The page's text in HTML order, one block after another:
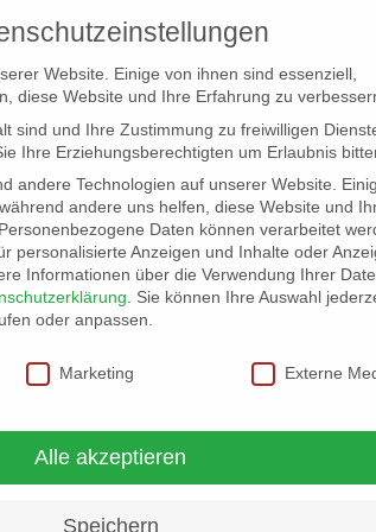
SCOUT ELB-LOCATION: PANORAMA
Laune.
Website. Einige von ihnen sind essenziell,
diese Website und Ihre Erfahrung zu
sind und Ihre Zustimmung zu freiwilligen
Ihre Erziehungsberechtigten um Erlaubnis
andere Technologien auf unserer Website.
andere uns helfen, diese Website und
Personenbezogene Daten können verarbeitet
personalisierte Anzeigen und Inhalte oder
Informationen über die Verwendung Ihrer
Sie können Ihre Auswahl
oder anpassen.
Marketing Externe
Alle akzeptieren
Speichern